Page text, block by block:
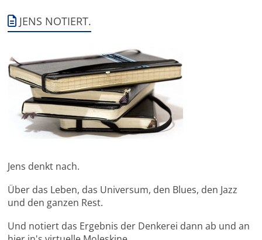
JENS NOTIERT.
Jens denkt nach.
Über das Leben, das Universum, den Blues, den Jazz
und den ganzen Rest.
Und notiert das Ergebnis der Denkerei dann ab und an